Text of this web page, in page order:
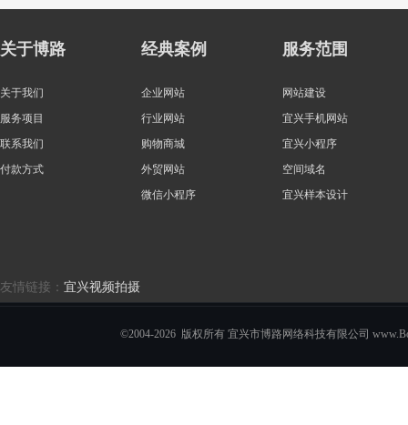
关于博路
关于我们
服务项目
联系我们
付款方式
经典案例
企业网站
行业网站
购物商城
外贸网站
微信小程序
服务范围
网站建设
宜兴手机网站
宜兴小程序
空间域名
宜兴样本设计
友情链接： 宜兴视频拍摄
©2004-2026 版权所有 宜兴市博路网络科技有限公司